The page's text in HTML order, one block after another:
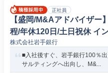
正社員
【盛岡/M&Aアドバイザー
程/年休120日/土日祝休 イ
株式会社岩手銀行
■入社後すぐ、岩手銀行100％
サルティングへ出向し、M&...